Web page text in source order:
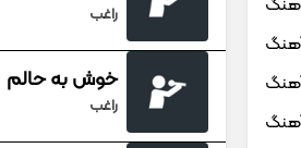
راغب
خوش به حالم
راغب